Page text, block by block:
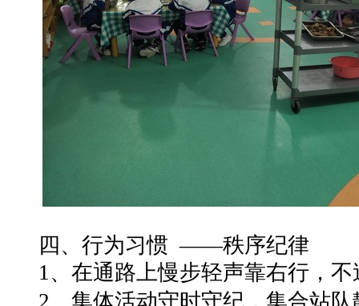
四、行为习惯 ——秩序纪律
1、在通路上慢步轻声靠右行，
2、集体活动守时守纪，集合站